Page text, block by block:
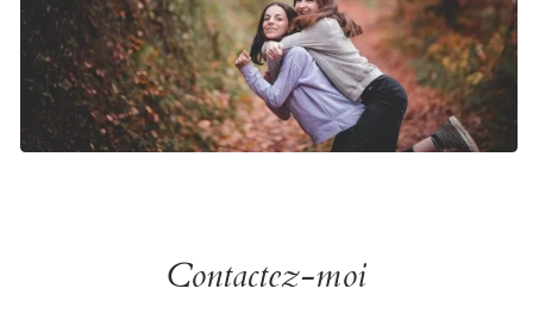
Contactez-moi